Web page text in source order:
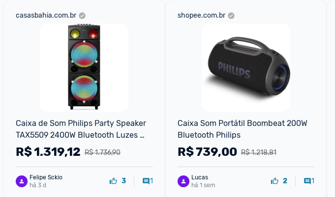
casasbahia.com.br
Caixa de Som Philips Party Speaker
TAX5509 2400W Bluetooth Luzes
LED Preta
R$ 1.736,90
R$1.319,12
Felipe Sckio
há 3 d
3 1
shopee.com.br
Caixa Som Portátil Boombeat 200W
Bluetooth Philips
R$ 1.218,81
R$739,00
Lucas
há 1 sem
2 1